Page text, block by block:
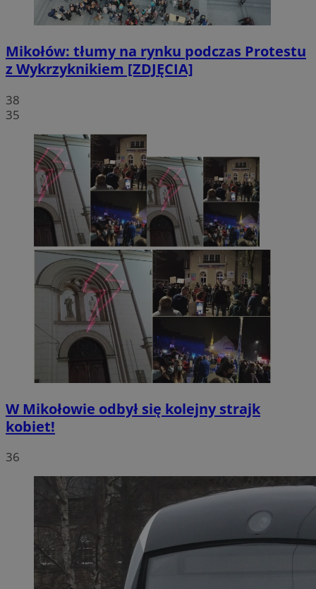
Mikołów: tłumy na rynku podczas Protestu
z Wykrzyknikiem [ZDJĘCIA]
38
35
W Mikołowie odbył się kolejny strajk
kobiet!
36